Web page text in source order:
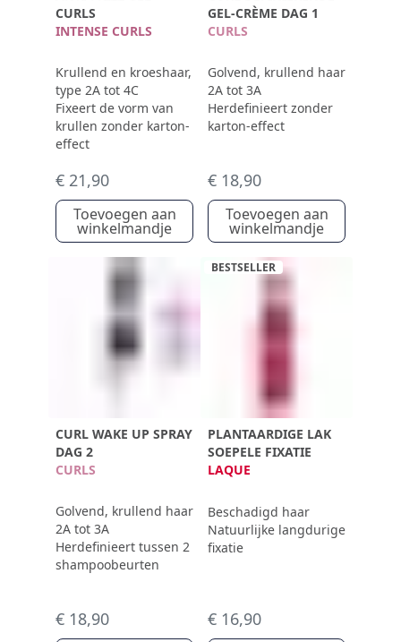
CURLS
INTENSE CURLS
Krullend en kroeshaar,
type 2A tot 4C
Fixeert de vorm van
krullen zonder karton-
effect
€ 21,90
Toevoegen aan
winkelmandje
GEL-CRÈME DAG 1
CURLS
Golvend, krullend haar
2A tot 3A
Herdefinieert zonder
karton-effect
€ 18,90
Toevoegen aan
winkelmandje
CURL WAKE UP SPRAY
DAG 2
CURLS
Golvend, krullend haar
2A tot 3A
Herdefinieert tussen 2
shampoobeurten
€ 18,90
BESTSELLER
PLANTAARDIGE LAK
SOEPELE FIXATIE
LAQUE
Beschadigd haar
Natuurlijke langdurige
fixatie
€ 16,90